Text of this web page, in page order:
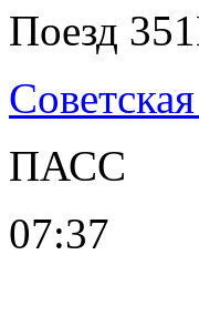
Поезд
ПАСС
07:37